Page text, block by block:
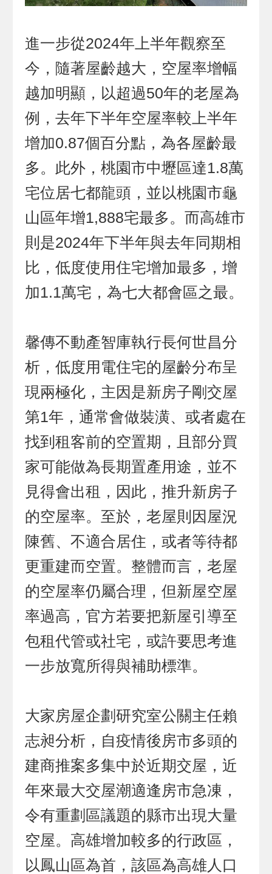
進一步從2024年上半年觀察至
今，隨著屋齡越大，空屋率增幅
越加明顯，以超過50年的老屋為
例，去年下半年空屋率較上半年
增加0.87個百分點，為各屋齡最
多。此外，桃園市中壢區達1.8萬
宅位居七都龍頭，並以桃園市龜
山區年增1,888宅最多。而高雄市
則是2024年下半年與去年同期相
比，低度使用住宅增加最多，增
加1.1萬宅，為七大都會區之最。
馨傳不動產智庫執行長何世昌分
析，低度用電住宅的屋齡分布呈
現兩極化，主因是新房子剛交屋
第1年，通常會做裝潢、或者處在
找到租客前的空置期，且部分買
家可能做為長期置產用途，並不
見得會出租，因此，推升新房子
的空屋率。至於，老屋則因屋況
陳舊、不適合居住，或者等待都
更重建而空置。整體而言，老屋
的空屋率仍屬合理，但新屋空屋
率過高，官方若要把新屋引導至
包租代管或社宅，或許要思考進
一步放寬所得與補助標準。
大家房屋企劃研究室公關主任賴
志昶分析，自疫情後房市多頭的
建商推案多集中於近期交屋，近
年來最大交屋潮適逢房市急凍，
令有重劃區議題的縣市出現大量
空屋。高雄增加較多的行政區，
以鳳山區為首，該區為高雄人口